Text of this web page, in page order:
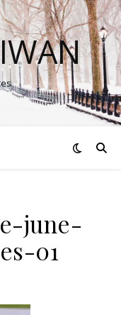
june-
01